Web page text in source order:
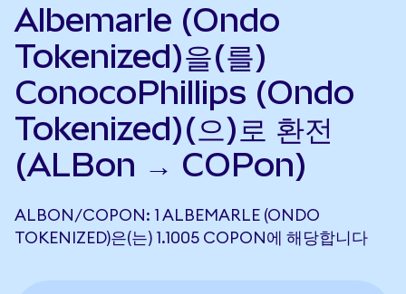
Albemarle (Ondo
Tokenized)을(를)
ConocoPhillips (Ondo
Tokenized)(으)로 환전
(ALBon → COPon)
ALBON/COPON: 1 ALBEMARLE (ONDO
TOKENIZED)은(는) 1.1005 COPON에 해당합니다